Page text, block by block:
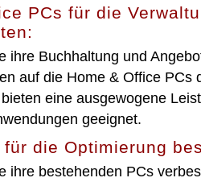
PCs für die
ihre Buchhaltung und
auf die Home & Office PCs
eine ausgewogene
geeignet.
die Optimierung
ihre bestehenden PCs